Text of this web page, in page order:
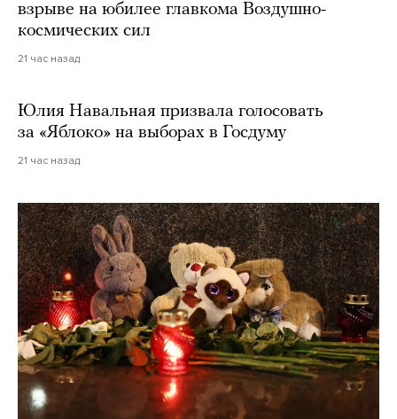
взрыве на юбилее главкома Воздушно-
космических сил
21 час назад
Юлия Навальная призвала голосовать
за «Яблоко» на выборах в Госдуму
21 час назад